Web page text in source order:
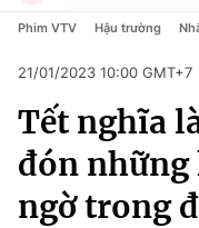
Chuyên mục
Chính trị
Xã hội
Chính trị
Pháp luật
Kinh tế
Thể thao
Truyền hình
Văn hóa - Giải
Phim VTV Hậu trường
21/01/2023 10:00 GMT+7
Tết nghĩa
đón những
ngờ trong